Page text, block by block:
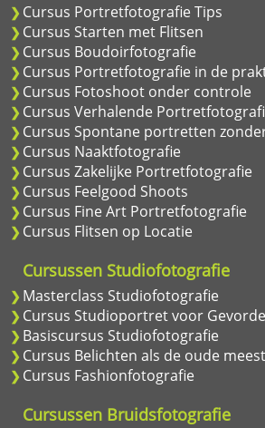
Cursus Portretfotografie Tips
Cursus Starten met Flitsen
Cursus Boudoirfotografie
Cursus Portretfotografie in de
Cursus Fotoshoot onder controle
Cursus Verhalende
Cursus Spontane portretten
Cursus Naaktfotografie
Cursus Zakelijke Portretfotografie
Cursus Feelgood Shoots
Cursus Fine Art Portretfotografie
Cursus Flitsen op Locatie
Cursussen Studiofotografie
Masterclass Studiofotografie
Cursus Studioportret voor
Basiscursus Studiofotografie
Cursus Belichten als de oude
Cursus Fashionfotografie
Cursussen Bruidsfotografie